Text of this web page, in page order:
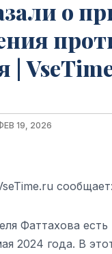
о
|
19, 2026
сообщает:
Фаттахова есть
2024 года. В